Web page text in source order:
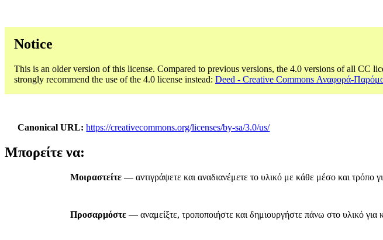
Notice
This is an older version of this license. Compared to previous versions, the 4.0 versions of all CC
strongly recommend the use of the 4.0 license instead: Deed - Creative Commons Αναφορά-
Canonical URL https://creativecommons.org/licenses/by-sa/3.0/us/
Μπορείτε να:
Μοιραστείτε — αντιγράψετε και αναδιανέμετε το υλικό με κάθε μέσο και τρόπο
Προσαρμόστε — αναμείξτε, τροποποιήστε και δημιουργήστε πάνω στο υλικό